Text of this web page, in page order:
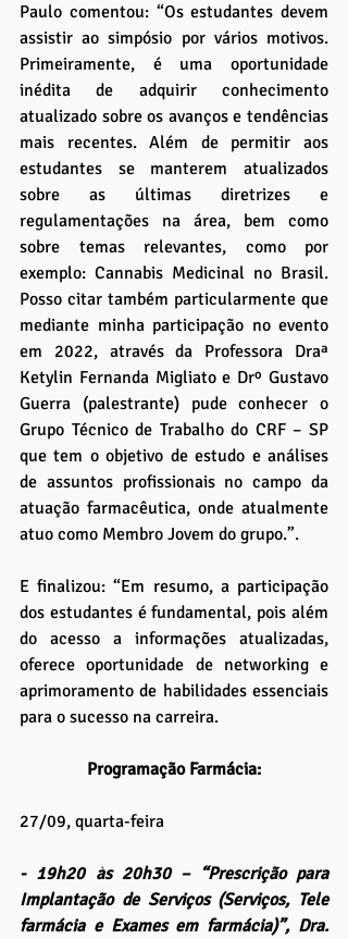
Paulo comentou: “Os estudantes devem
assistir ao simpósio por vários motivos.
Primeiramente, é uma oportunidade
inédita de adquirir conhecimento
atualizado sobre os avanços e tendências
mais recentes. Além de permitir aos
estudantes se manterem atualizados
sobre as últimas diretrizes e
regulamentações na área, bem como
sobre temas relevantes, como por
exemplo: Cannabis Medicinal no Brasil.
Posso citar também particularmente que
mediante minha participação no evento
em 2022, através da Professora Draª
Ketylin Fernanda Migliato e Drº Gustavo
Guerra (palestrante) pude conhecer o
Grupo Técnico de Trabalho do CRF – SP
que tem o objetivo de estudo e análises
de assuntos profissionais no campo da
atuação farmacêutica, onde atualmente
atuo como Membro Jovem do grupo.”.
E finalizou: “Em resumo, a participação
dos estudantes é fundamental, pois além
do acesso a informações atualizadas,
oferece oportunidade de networking e
aprimoramento de habilidades essenciais
para o sucesso na carreira.
Programação Farmácia:
27/09, quarta-feira
- 19h20 às 20h30 – “Prescrição para
Implantação de Serviços (Serviços, Tele
farmácia e Exames em farmácia)”, Dra.